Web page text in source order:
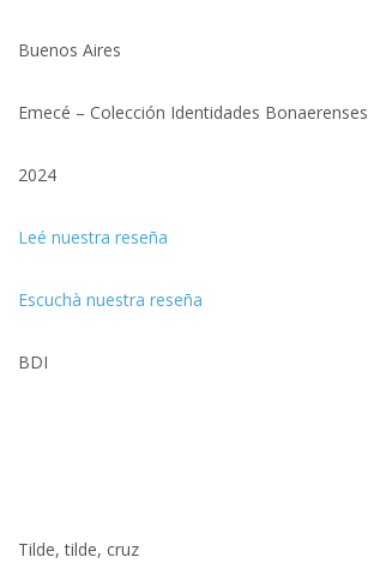
Buenos Aires
Emecé – Colección Identidades Bonaerenses
2024
Leé nuestra reseña
Escuchà nuestra reseña
BDI
Tilde, tilde, cruz